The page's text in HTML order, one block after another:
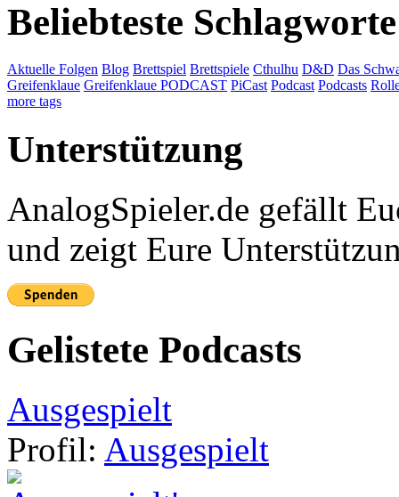
Beliebteste Schlagworte
Aktuelle Folgen Blog Brettspiel Brettspiele Cthulhu D&D Das
Greifenklaue Greifenklaue PODCAST PiCast Podcast Podcasts
more tags
Unterstützung
AnalogSpieler.de gefällt
und zeigt Eure
Gelistete Podcasts
Ausgespielt
Profil: Ausgespielt